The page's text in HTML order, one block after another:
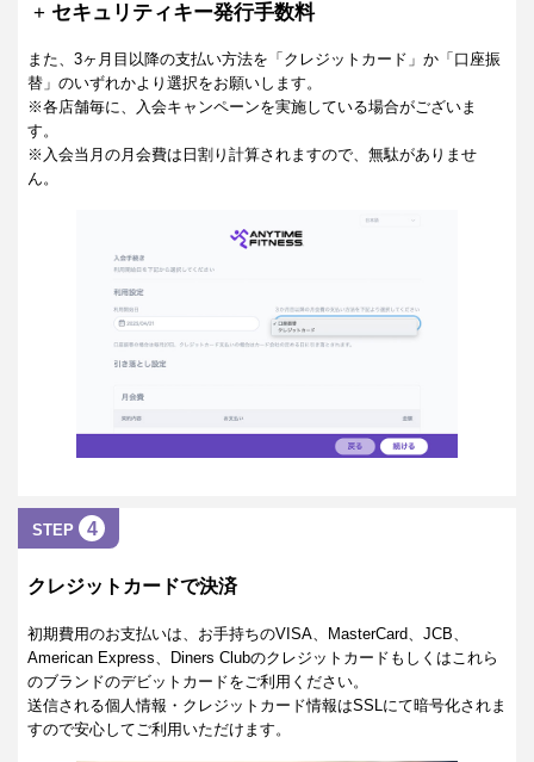
+ セキュリティキー発行手数料
また、3ヶ月目以降の支払い方法を「クレジットカード」か「口座振
替」のいずれかより選択をお願いします。
※各店舗毎に、入会キャンペーンを実施している場合がございま
す。
※入会当月の月会費は日割り計算されますので、無駄がありませ
ん。
STEP 4
クレジットカードで決済
初期費用のお支払いは、お手持ちのVISA、MasterCard、JCB、
American Express、Diners Clubのクレジットカードもしくはこれら
のブランドのデビットカードをご利用ください。
送信される個人情報・クレジットカード情報はSSLにて暗号化されま
すので安心してご利用いただけます。